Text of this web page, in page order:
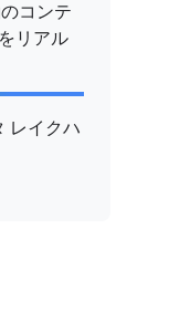
コンテ
リアル
レイクハ